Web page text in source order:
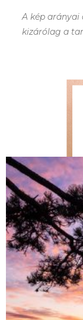
A kép arányai
kizárólag a